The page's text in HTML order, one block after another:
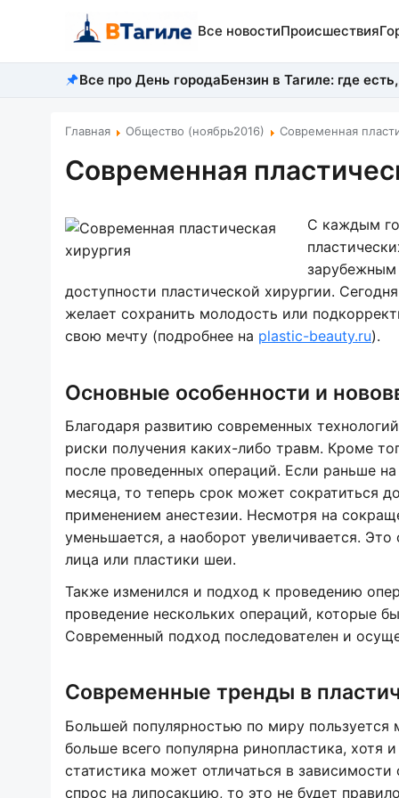
Все новостиПроисшествия
Все про День городаБензин в Тагиле: где
Главная Общество (ноябрь2016) Современная
Современная
С каждым
зарубежным
доступности пластической хирургии.
желает сохранить молодость или
свою мечту (подробнее на plastic-beauty.ru).
Основные особенности и
Благодаря развитию современных
риски получения каких-либо травм. Кроме
после проведенных операций. Если раньше
месяца, то теперь срок может сократиться
применением анестезии. Несмотря на
уменьшается, а наоборот увеличивается.
лица или пластики шеи.
Также изменился и подход к проведению
проведение нескольких операций, которые
Современный подход последователен и
Современные тренды в
Большей популярностью по миру пользуется
больше всего популярна ринопластика,
статистика может отличаться в
спрос на липосакцию, то это не будет